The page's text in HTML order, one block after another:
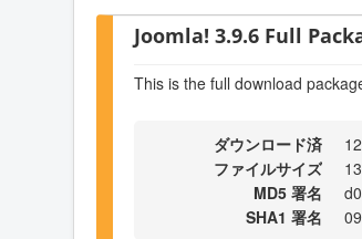
Joomla! 3.9.6 Full
This is the full download
ダウンロード済
ファイルサイズ
MD5 署名
SHA1 署名